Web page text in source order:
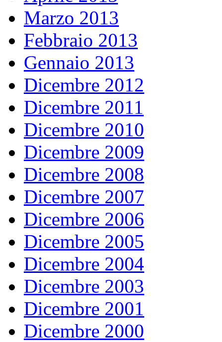
Marzo 2013
Febbraio 2013
Gennaio 2013
Dicembre 2012
Dicembre 2011
Dicembre 2010
Dicembre 2009
Dicembre 2008
Dicembre 2007
Dicembre 2006
Dicembre 2005
Dicembre 2004
Dicembre 2003
Dicembre 2001
Dicembre 2000